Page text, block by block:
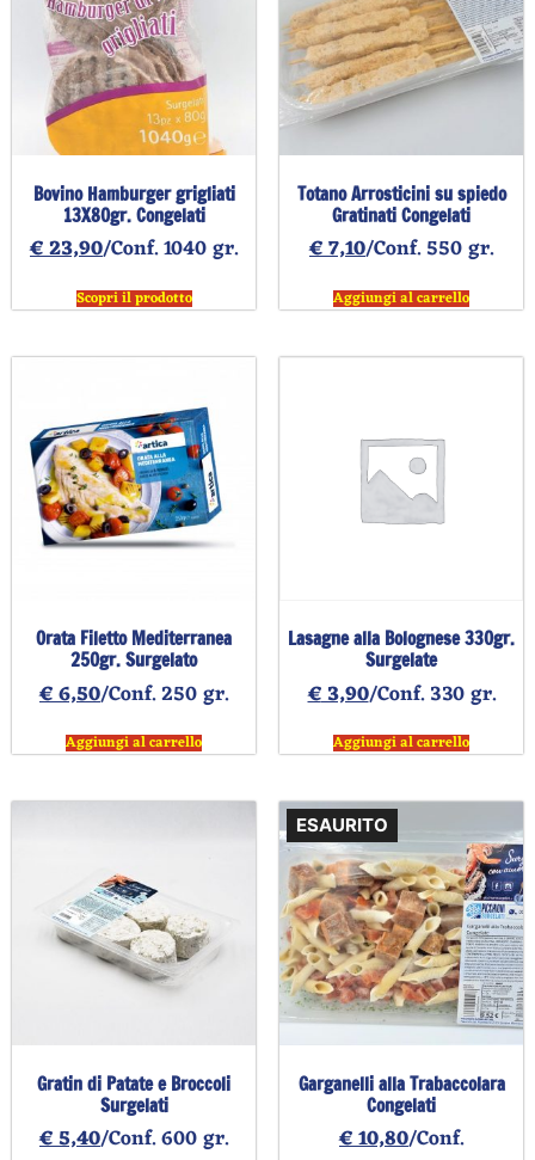
Bovino Hamburger grigliati
13X80gr. Congelati
€23,90/Conf. 1040 gr.
Scopri il prodotto
Totano Arrosticini su spiedo
Gratinati Congelati
€7,10/Conf. 550 gr.
Aggiungi al carrello
Orata Filetto Mediterranea
250gr. Surgelato
€6,50/Conf. 250 gr.
Aggiungi al carrello
Lasagne alla Bolognese 330gr.
Surgelate
€3,90/Conf. 330 gr.
Aggiungi al carrello
Gratin di Patate e Broccoli
Surgelati
€5,40/Conf. 600 gr.
ESAURITO
Garganelli alla Trabaccolara
Congelati
€10,80/Conf.